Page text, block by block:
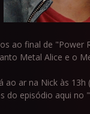
ao final de "Power
Metal Alice e o
ao ar na Nick às 13h
do episódio aqui no